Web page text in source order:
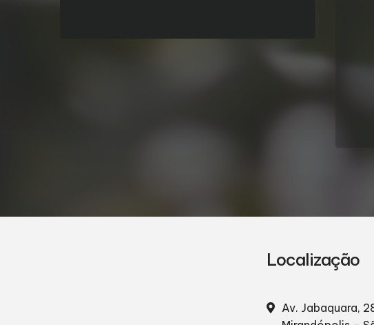
Localização
Av. Jabaquara,